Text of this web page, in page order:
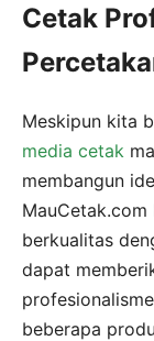
Cetak
Meskipun kita
media cetak
membangun
berkualitas
dapat
beberapa